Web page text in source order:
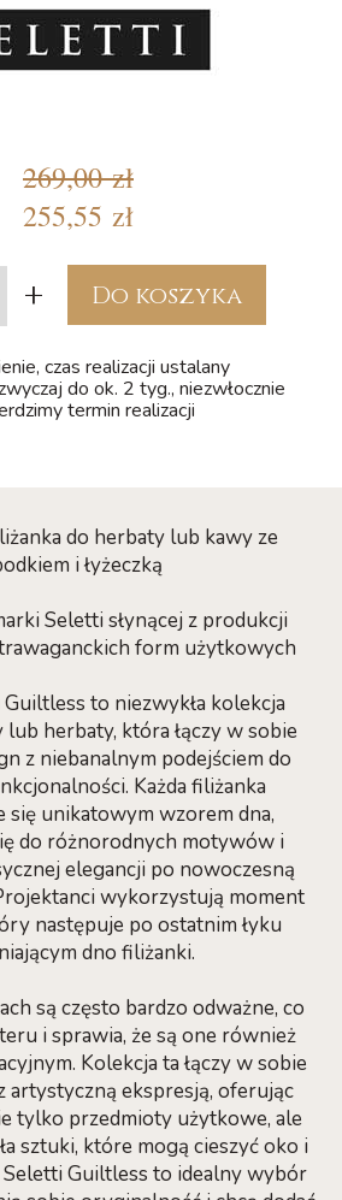
269,00 zł
255,55 zł
+ Do koszyka
czas realizacji ustalany
do ok. 2 tyg., niezwłocznie
termin realizacji
do herbaty lub kawy ze
i łyżeczką
Seletti słynącej z produkcji
form użytkowych
to niezwykła kolekcja
herbaty, która łączy w sobie
z niebanalnym podejściem do
Każda filiżanka
się unikatowym wzorem dna,
do różnorodnych motywów i
elegancji po nowoczesną
wykorzystują moment
następuje po ostatnim łyku
dno filiżanki.
są często bardzo odważne, co
i sprawia, że są one również
Kolekcja ta łączy w sobie
artystyczną ekspresją, oferując
tylko przedmioty użytkowe, ale
sztuki, które mogą cieszyć oko i
Seletti Guiltless to idealny wybór